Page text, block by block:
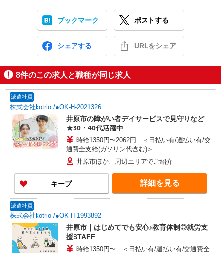
ブックマーク ポストする
シェアする URLをシェア
8件のこの求人と職種が同じ求人
派遣社員
株式会社kotrio /●OK-H-2021326
井原市の障がい者デイサービスで見守りなど
★30・40代活躍中
時給1350円〜2062円 ＜日払い有/週払い有/交
通費全支給(ガソリン代含む)＞
井原市ほか、周辺エリアでご紹介
キープ 詳細を見る
派遣社員
株式会社kotrio /●OK-H-1993892
井原市｜はじめてでも安心♪教育体制◎就労支
援STAFF
時給1350円〜 ＜日払い有/週払い有/交通費全